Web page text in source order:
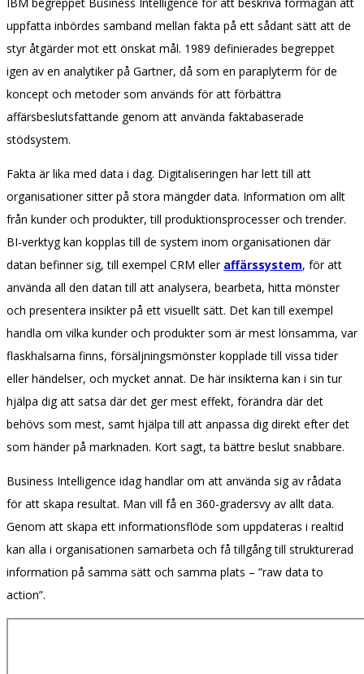
uppfatta inbördes samband mellan fakta på ett sådant sätt att de
styr åtgärder mot ett önskat mål. 1989 definierades begreppet
igen av en analytiker på Gartner, då som en paraplyterm för de
koncept och metoder som används för att förbättra
affärsbeslutsfattande genom att använda faktabaserade
stödsystem.
Fakta är lika med data i dag. Digitaliseringen har lett till att
organisationer sitter på stora mängder data. Information om allt
från kunder och produkter, till produktionsprocesser och trender.
BI-verktyg kan kopplas till de system inom organisationen där
datan befinner sig, till exempel CRM eller affärssystem, för att
använda all den datan till att analysera, bearbeta, hitta mönster
och presentera insikter på ett visuellt sätt. Det kan till exempel
handla om vilka kunder och produkter som är mest lönsamma, var
flaskhalsarna finns, försäljningsmönster kopplade till vissa tider
eller händelser, och mycket annat. De här insikterna kan i sin tur
hjälpa dig att satsa där det ger mest effekt, förändra där det
behövs som mest, samt hjälpa till att anpassa dig direkt efter det
som händer på marknaden. Kort sagt, ta bättre beslut snabbare.
Business Intelligence idag handlar om att använda sig av rådata
för att skapa resultat. Man vill få en 360-gradersvy av allt data.
Genom att skapa ett informationsflöde som uppdateras i realtid
kan alla i organisationen samarbeta och få tillgång till strukturerad
information på samma sätt och samma plats – ”raw data to
action”.